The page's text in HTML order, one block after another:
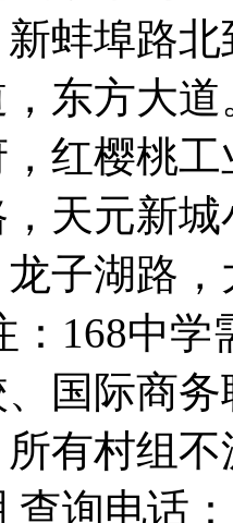
蚌埠路
东方大
红樱桃
天元新
子湖路
：168中
国际商
有村组
询电话